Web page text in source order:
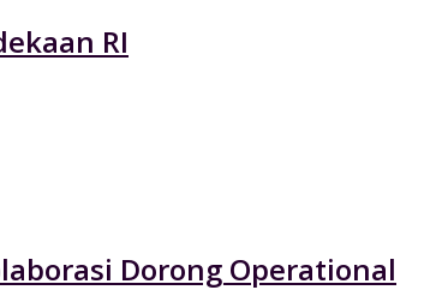
RI
Dorong Operational